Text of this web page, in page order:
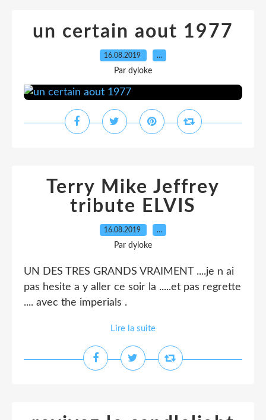
un certain aout 1977
16.08.2019 …
Par dyloke
Terry Mike Jeffrey
tribute ELVIS
16.08.2019 …
Par dyloke
UN DES TRES GRANDS VRAIMENT ....je n ai
pas hesite a y aller ce soir la .....et pas regrette
.... avec the imperials .
Lire la suite